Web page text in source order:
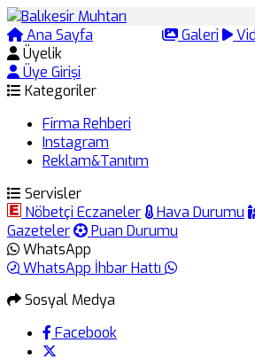
Ana Sayfa Galeri
Üyelik
Üye Girişi
Kategoriler
Firma Rehberi
Instagram
Reklam&Tanıtım
Servisler
Nöbetçi Eczaneler
Hava Durumu
Gazeteler
Puan Durumu
WhatsApp
WhatsApp İhbar Hattı
Sosyal Medya
Facebook